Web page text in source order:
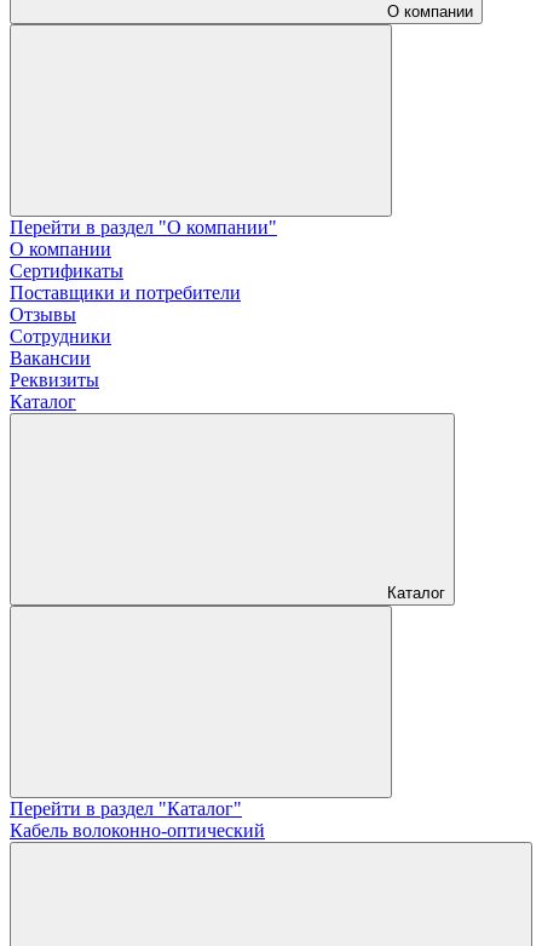
О компании
Перейти в раздел "О компании"
О компании
Сертификаты
Поставщики и потребители
Отзывы
Сотрудники
Вакансии
Реквизиты
Каталог
Каталог
Перейти в раздел "Каталог"
Кабель волоконно-оптический